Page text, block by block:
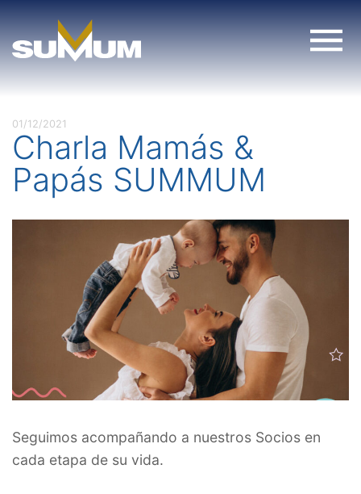
content
01/12/2021
Charla Mamás &
Papás SUMMUM
Seguimos acompañando a nuestros Socios en
cada etapa de su vida.